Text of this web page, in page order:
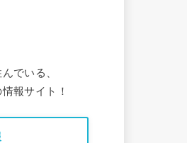
でいる、
報サイト！